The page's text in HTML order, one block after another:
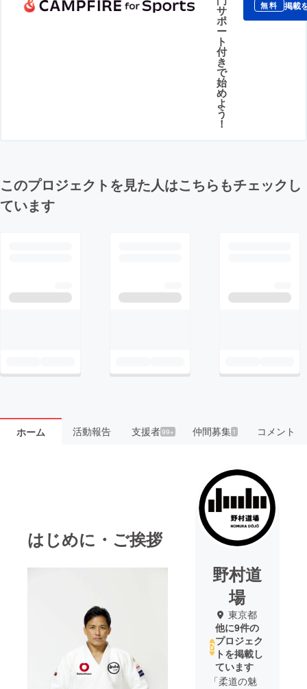
サ
ポ
ー
ト
付
き
で
始
め
よ
う
！
無料 掲載
このプロジェクトを見た人はこちらもチェックし
ています
ホーム 活動報告 支援者99+ 仲間募集 1 コメント
はじめに・ご挨拶
野村道
場
東京都
他に9件の
プロジェク
トを掲載し
ています
「柔道の魅